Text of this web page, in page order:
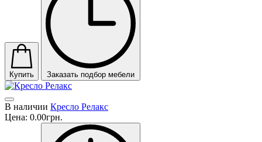
Купить Заказать подбор мебели
В наличии Кресло Релакс
Цена: 0.00грн.